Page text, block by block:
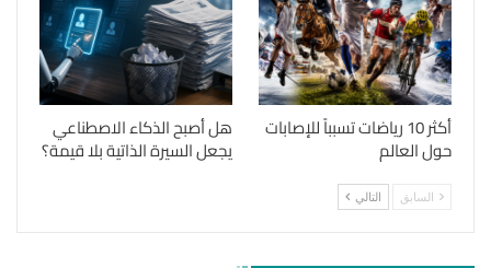
أكثر 10 رياضات تسبباً للإصابات
حول العالم
هل أصبح الذكاء الاصطناعي
يجعل السيرة الذاتية بلا قيمة؟
السابق التالي